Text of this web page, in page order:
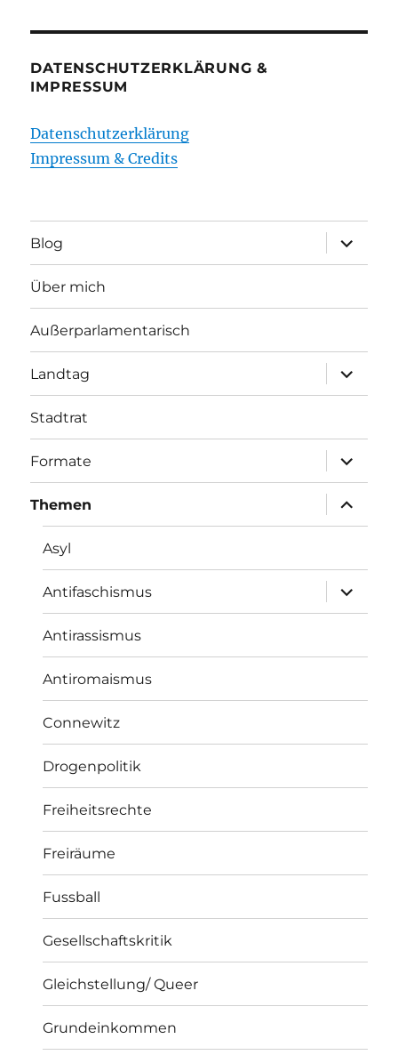
DATENSCHUTZERKLÄRUNG &
IMPRESSUM
Datenschutzerklärung
Impressum & Credits
Blog
öffnen
Über mich
Außerparlamentarisch
Landtag
öffnen
Stadtrat
Formate
öffnen
Themen
öffnen
Asyl
Antifaschismus
öffnen
Antirassismus
Antiromaismus
Connewitz
Drogenpolitik
Freiheitsrechte
Freiräume
Fussball
Gesellschaftskritik
Gleichstellung/ Queer
Grundeinkommen